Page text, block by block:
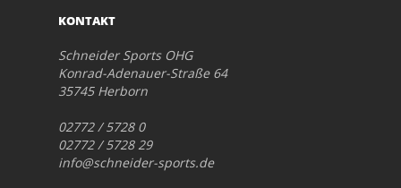
KONTAKT
Schneider Sports OHG
Konrad-Adenauer-Straße 64
35745 Herborn
02772 / 5728 0
02772 / 5728 29
info@schneider-sports.de